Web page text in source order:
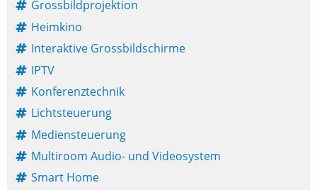
Grossbildprojektion
Heimkino
Interaktive Grossbildschirme
IPTV
Konferenztechnik
Lichtsteuerung
Mediensteuerung
Multiroom Audio- und Videosystem
Smart Home